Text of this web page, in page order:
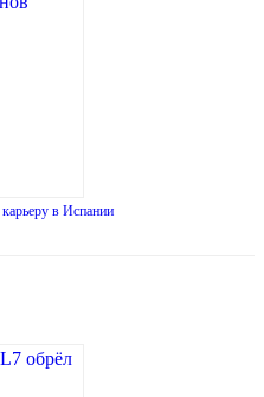
в Испании